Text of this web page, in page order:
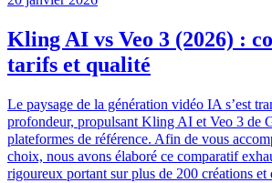
Kling AI vs Veo 3 (2026) :
tarifs et qualité
Le paysage de la génération vidéo IA s’est
profondeur, propulsant Kling AI et Veo 3 de
plateformes de référence. Afin de vous
choix, nous avons élaboré ce comparatif
rigoureux portant sur plus de 200 créations et